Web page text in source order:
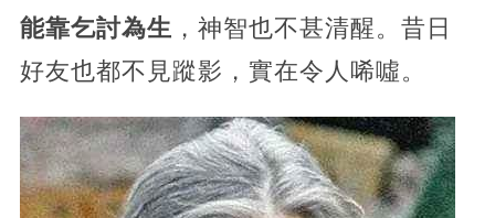
能靠乞討為生 ，神智也不甚清醒。昔日
好友也都不見蹤影，實在令人唏噓。